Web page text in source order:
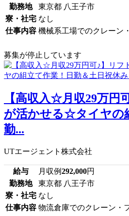
勤務地
東京都 八王子市
寮・社宅 なし
仕事内容 機械系工場でのクレーン
募集が停止しています
【高収入☆月収29万円
が活かせる☆タイヤの
勤...
UTエージェント株式会社
給与 月収例292,000円
勤務地
東京都 八王子市
寮・社宅 なし
仕事内容 物流倉庫でのクレーン・